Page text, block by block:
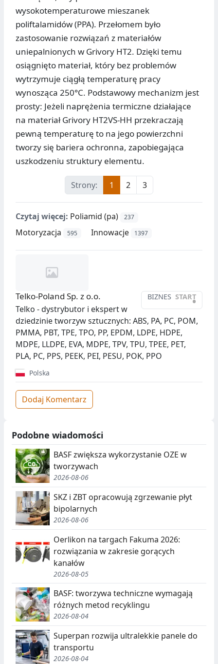
wysokotemperaturowe mieszanek
poliftalamidów (PPA). Przełomem było
zastosowanie rozwiązań z materiałów
uniepalnionych w Grivory HT2. Dzięki temu
osiągnięto materiał, który bez problemów
wytrzymuje ciągłą temperaturę pracy
wynosząca 250°C. Podstawowy mechanizm jest
prosty: Jeżeli naprężenia termiczne działające
na materiał Grivory HT2VS-HH przekraczają
pewną temperaturę to na jego powierzchni
tworzy się bariera ochronna, zapobiegająca
uszkodzeniu struktury elementu.
Strony: 1 2 3
Czytaj więcej: Poliamid (pa) 237
Motoryzacja 595 Innowacje 1397
BIZNES START
•
Telko-Poland Sp. z o.o.
Telko - dystrybutor i ekspert w
dziedzinie tworzyw sztucznych: ABS, PA, PC, POM,
PMMA, PBT, TPE, TPO, PP, EPDM, LDPE, HDPE,
MDPE, LLDPE, EVA, MDPE, TPV, TPU, TPEE, PET,
PLA, PC, PPS, PEEK, PEI, PESU, POK, PPO
Polska
Dodaj Komentarz
Podobne wiadomości
BASF zwiększa wykorzystanie OZE w
tworzywach
2026-08-06
SKZ i ZBT opracowują zgrzewanie płyt
bipolarnych
2026-08-06
Oerlikon na targach Fakuma 2026:
rozwiązania w zakresie gorących
kanałów
2026-08-05
BASF: tworzywa techniczne wymagają
różnych metod recyklingu
2026-08-04
Superpan rozwija ultralekkie panele do
transportu
2026-08-04